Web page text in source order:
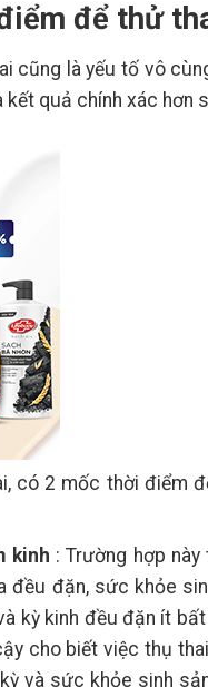
để thử
cũng là yếu tố vô
quả chính xác hơn
có 2 mốc thời điểm
kinh : Trường hợp
đặn, sức khỏe
kỳ kinh đều đặn ít
cho biết việc thụ
và sức khỏe sinh